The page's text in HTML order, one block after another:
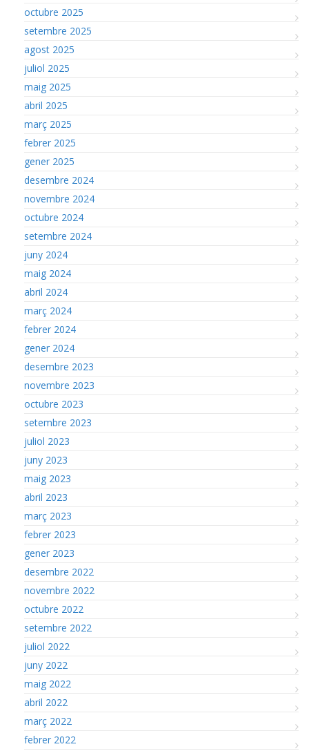
octubre 2025
setembre 2025
agost 2025
juliol 2025
maig 2025
abril 2025
març 2025
febrer 2025
gener 2025
desembre 2024
novembre 2024
octubre 2024
setembre 2024
juny 2024
maig 2024
abril 2024
març 2024
febrer 2024
gener 2024
desembre 2023
novembre 2023
octubre 2023
setembre 2023
juliol 2023
juny 2023
maig 2023
abril 2023
març 2023
febrer 2023
gener 2023
desembre 2022
novembre 2022
octubre 2022
setembre 2022
juliol 2022
juny 2022
maig 2022
abril 2022
març 2022
febrer 2022